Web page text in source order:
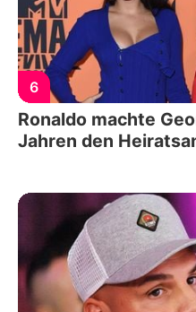
6
Ronaldo machte
Jahren den